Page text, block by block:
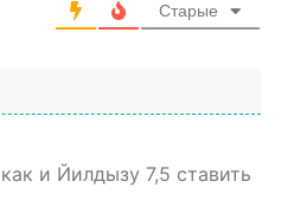
Старые
и Йилдызу 7,5 ставить